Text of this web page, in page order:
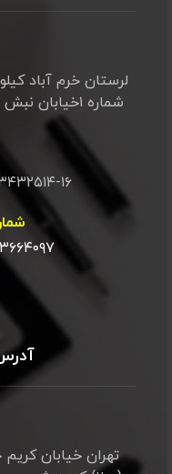
شماره ۱خیابان نبش افتخار ۶ سپهران مهان برچسب
۰۶۶۳۳۴۳۲۵۱۴-۱۶ داخلی
تهران خیابان